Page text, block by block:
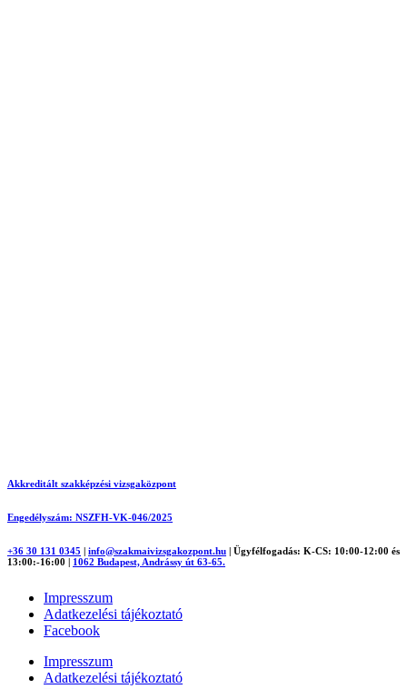
Akkreditált szakképzési vizsgaközpont
Engedélyszám: NSZFH-VK-046/2025
+36 30 131 0345 info@szakmaivizsgakozpont.hu
Ügyfélfogadás: K-CS: 10:00-12:00 és
13:00:-16:00
1062 Budapest, Andrássy út 63-65.
Impresszum
Adatkezelési tájékoztató
Facebook
Impresszum
Adatkezelési tájékoztató